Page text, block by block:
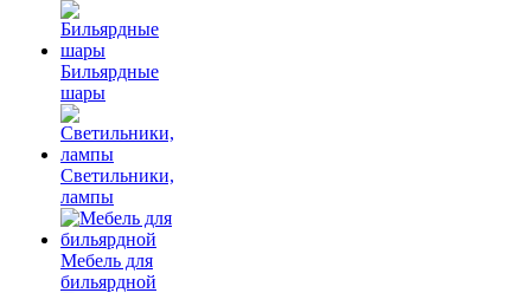
Бильярдные
шары
Светильники,
лампы
Мебель для
бильярдной